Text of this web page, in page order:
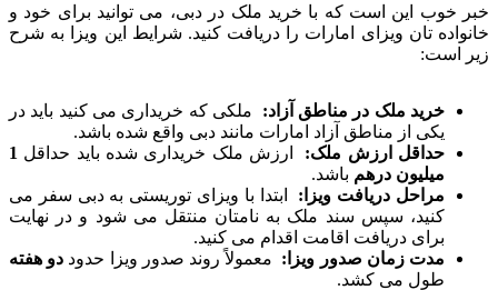
خبر خوب این است که با خرید ملک در دبی، می توانید برای خود و
خانواده تان ویزای امارات را دریافت کنید. شرایط این ویزا به شرح
زیر است:
خرید ملک در مناطق آزاد:
ملکی که خریداری می کنید باید در
یکی از مناطق آزاد امارات مانند دبی واقع شده باشد.
حداقل ارزش ملک:
ارزش ملک خریداری شده باید حداقل 1
میلیون درهم باشد.
مراحل دریافت ویزا:
ابتدا با ویزای توریستی به دبی سفر می
کنید، سپس سند ملک به نامتان منتقل می شود و در نهایت
برای دریافت اقامت اقدام می کنید.
مدت زمان صدور ویزا: معمولاً روند صدور ویزا حدود دو هفته
طول می کشد.